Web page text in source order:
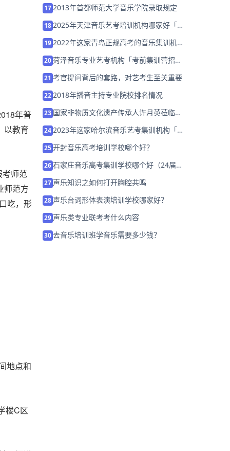
年普
以教育
考师范
师范方
吃，形
地点和
楼C 区
名
该如何选择？
试学」
训营招生」
构/学校「免费试听」
中」